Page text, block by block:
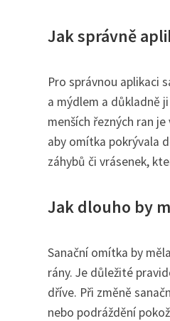
Jak správně
Pro správnou aplikaci
a mýdlem a důkladně
menších řezných ran
aby omítka pokrývala
záhybů či vrásenek,
Jak dlouho by
Sanační omítka by
rány. Je důležité
dříve. Při změně
nebo podráždění